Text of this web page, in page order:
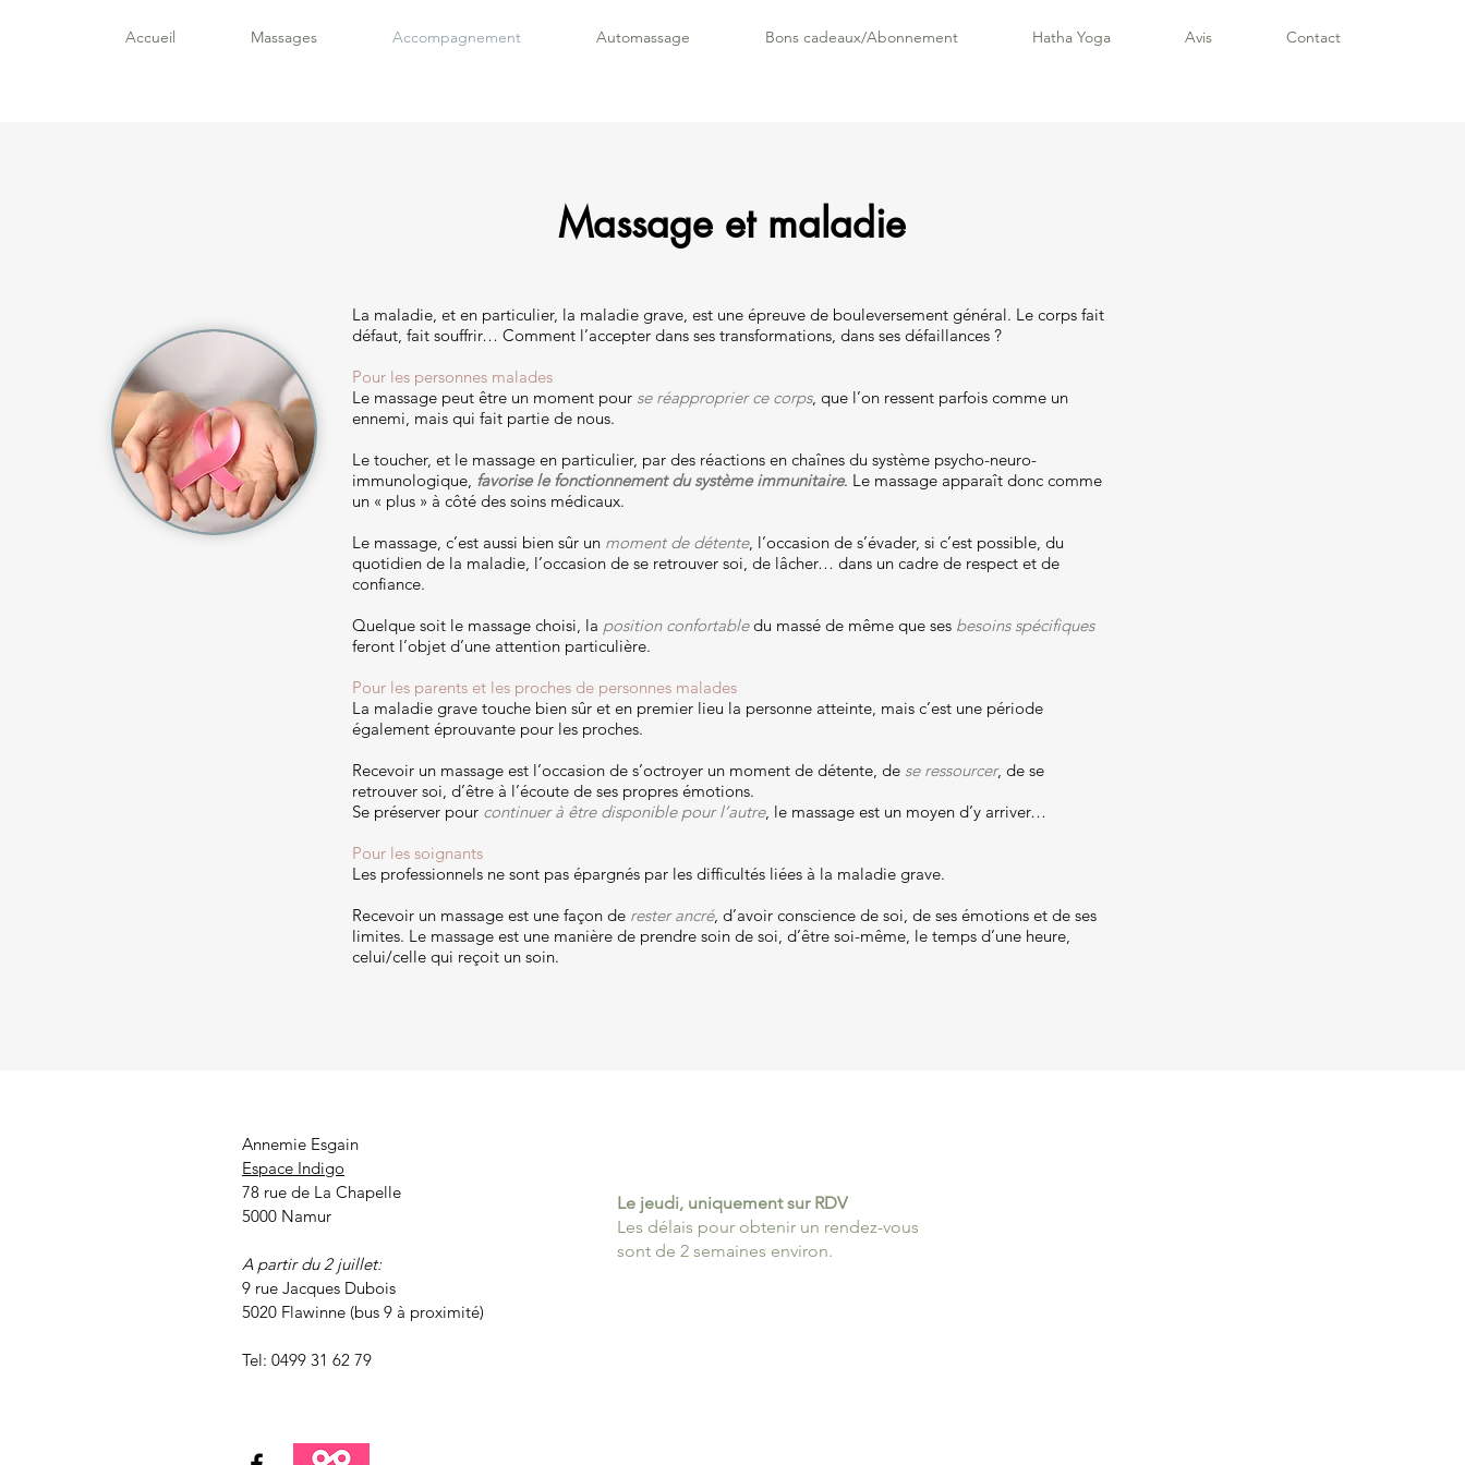
Accueil Massages Accompagnement Automassage Bons cadeaux/Abonnement Hatha Yoga Avis Contact
Massage et maladie
La maladie, et en particulier, la maladie grave, est une épreuve de bouleversement général. Le corps fait
défaut, fait souffrir… Comment l’accepter dans ses transformations, dans ses défaillances ?
Pour les personnes malades
Le massage peut être un moment pour se réapproprier ce corps, que l’on ressent parfois comme un
ennemi, mais qui fait partie de nous.
Le toucher, et le massage en particulier, par des réactions en chaînes du système psycho-neuro-
immunologique, favorise le fonctionnement du système immunitaire. Le massage apparaît donc comme
un « plus » à côté des soins médicaux.
Le massage, c’est aussi bien sûr un moment de détente, l’occasion de s’évader, si c’est possible, du
quotidien de la maladie, l’occasion de se retrouver soi, de lâcher… dans un cadre de respect et de
confiance.
Quelque soit le massage choisi, la position confortabledu massé de même que ses besoins spécifiques
feront l’objet d’une attention particulière.
Pour les parents et les proches de personnes malades
La maladie grave touche bien sûr et en premier lieu la personne atteinte, mais c’est une période
également éprouvante pour les proches.
Recevoir un massage est l’occasion de s’octroyer un moment de détente, de se ressourcer, de se
retrouver soi, d’être à l’écoute de ses propres émotions.
Se préserver pour continuer à être disponible pour l’autre, le massage est un moyen d’y arriver…
Pour les soignants
Les professionnels ne sont pas épargnés par les difficultés liées à la maladie grave.
Recevoir un massage est une façon de rester ancré, d’avoir conscience de soi, de ses émotions et de ses
limites. Le massage est une manière de prendre soin de soi, d’être soi-même, le temps d’une heure,
celui/celle qui reçoit un soin.
Annemie Esgain
Espace Indigo
78 rue de La Chapelle
5000 Namur
A partir du 2 juillet:
9 rue Jacques Dubois
5020 Flawinne (bus 9 à proximité)
Tel: 0499 31 62 79
Le jeudi, uniquement sur RDV
Les délais pour obtenir un rendez-vous
sont de 2 semaines environ.